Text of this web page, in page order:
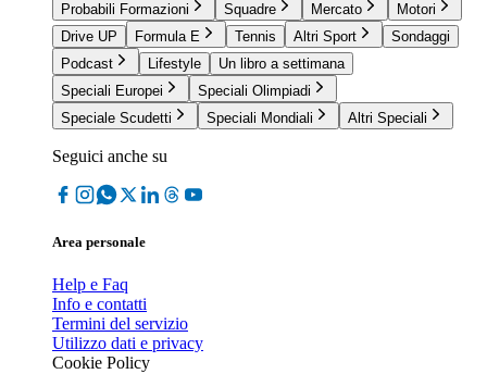
Probabili Formazioni
Squadre Mercato
Motori
Drive UP
Formula E Tennis Altri Sport
Sondaggi
Podcast
Lifestyle
Un libro a settimana
Speciali Europei
Speciali Olimpiadi
Speciale Scudetti
Speciali Mondiali Altri Speciali
Seguici anche su
Area personale
Help e Faq
Info e contatti
Termini del servizio
Utilizzo dati e privacy
Cookie Policy